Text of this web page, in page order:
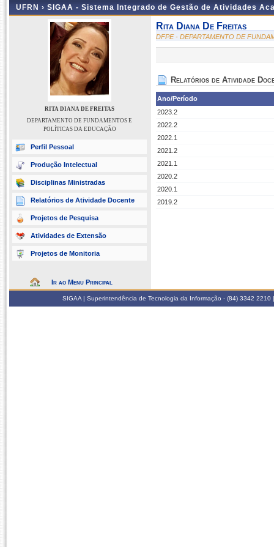
UFRN › SIGAA - Sistema Integrado de Gestão de Atividades
RITA DIANA DE FREITAS
DEPARTAMENTO DE FUNDAMENTOS E
POLÍTICAS DA EDUCAÇÃO
Perfil Pessoal
Produção Intelectual
Disciplinas Ministradas
Relatórios de Atividade Docente
Projetos de Pesquisa
Atividades de Extensão
Projetos de Monitoria
Ir ao Menu Principal
Rita Diana De Freitas
DFPE - DEPARTAMENTO DE
Relatórios de Atividade
Ano/Período
2023.2
2022.2
2022.1
2021.2
2021.1
2020.2
2020.1
2019.2
SIGAA | Superintendência de Tecnologia da Informação - (84) 3342